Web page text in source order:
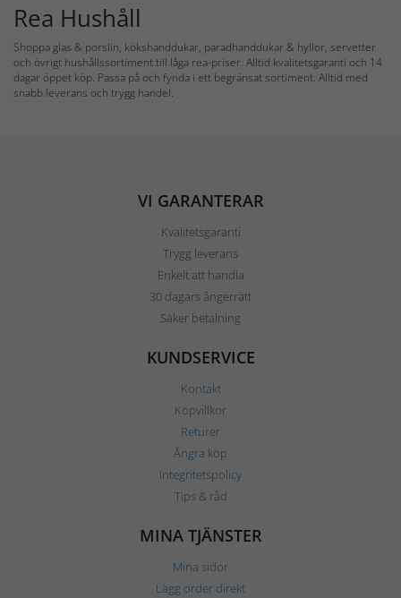
Rea Hushåll
Shoppa glas & porslin, kökshanddukar, paradhanddukar & hyllor, servetter
och övrigt hushållssortiment till låga rea-priser. Alltid kvalitetsgaranti och 14
dagar öppet köp. Passa på och fynda i ett begränsat sortiment. Alltid med
snabb leverans och trygg handel.
VI GARANTERAR
Kvalitetsgaranti
Trygg leverans
Enkelt att handla
30 dagars ångerrätt
Säker betalning
KUNDSERVICE
Kontakt
Köpvillkor
Returer
Ångra köp
Integritetspolicy
Tips & råd
MINA TJÄNSTER
Mina sidor
Lägg order direkt